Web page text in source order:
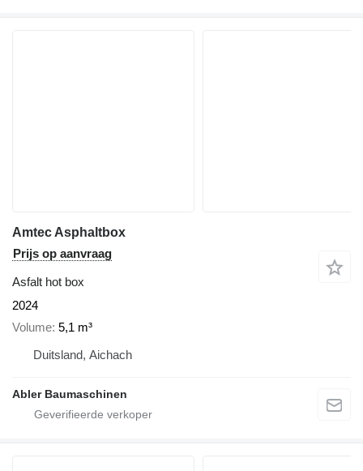
Amtec Asphaltbox
Prijs op aanvraag
Asfalt hot box
2024
Volume 5,1 m³
Duitsland, Aichach
Abler Baumaschinen